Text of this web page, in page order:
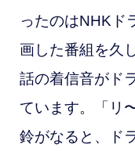
ったのはNHKド
画した番組を久
話の着信音がド
ています。「リ
鈴がなると、ド